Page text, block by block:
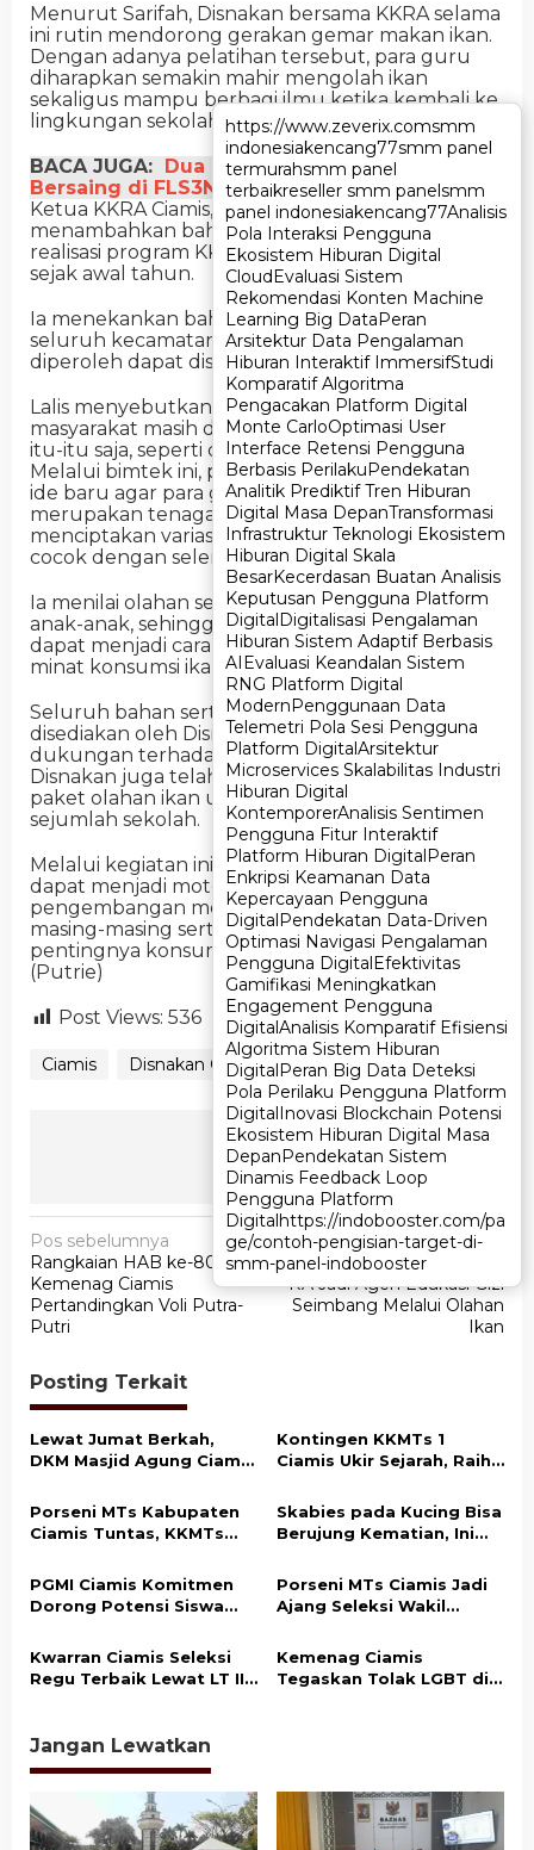
https://www.zeverix.comsmm
indonesiakencang77smm panel
termurahsmm panel
terbaikreseller smm panelsmm
panel indonesiakencang77Analisis
Pola Interaksi Pengguna
Ekosistem Hiburan Digital
CloudEvaluasi Sistem
Rekomendasi Konten Machine
Learning Big DataPeran
Arsitektur Data Pengalaman
Hiburan Interaktif ImmersifStudi
Komparatif Algoritma
Pengacakan Platform Digital
Monte CarloOptimasi User
Interface Retensi Pengguna
Berbasis PerilakuPendekatan
Analitik Prediktif Tren Hiburan
Digital Masa DepanTransformasi
Infrastruktur Teknologi Ekosistem
Hiburan Digital Skala
BesarKecerdasan Buatan Analisis
Keputusan Pengguna Platform
DigitalDigitalisasi Pengalaman
Hiburan Sistem Adaptif Berbasis
AIEvaluasi Keandalan Sistem
RNG Platform Digital
ModernPenggunaan Data
Telemetri Pola Sesi Pengguna
Platform DigitalArsitektur
Microservices Skalabilitas Industri
Hiburan Digital
KontemporerAnalisis Sentimen
Pengguna Fitur Interaktif
Platform Hiburan DigitalPeran
Enkripsi Keamanan Data
Kepercayaan Pengguna
DigitalPendekatan Data-Driven
Optimasi Navigasi Pengalaman
Pengguna DigitalEfektivitas
Gamifikasi Meningkatkan
Engagement Pengguna
DigitalAnalisis Komparatif Efisiensi
Algoritma Sistem Hiburan
DigitalPeran Big Data Deteksi
Pola Perilaku Pengguna Platform
DigitalInovasi Blockchain Potensi
Ekosistem Hiburan Digital Masa
DepanPendekatan Sistem
Dinamis Feedback Loop
Pengguna Platform
Digitalhttps://indobooster.com/pa
ge/contoh-pengisian-target-di-
smm-panel-indobooster
https://www.zeverix.comsmm
indonesiakencang77smm panel
termurahsmm panel
terbaikreseller smm panelsmm
panel indonesiakencang77Analisis
Pola Interaksi Pengguna
Ekosistem Hiburan Digital
CloudEvaluasi Sistem
Rekomendasi Konten Machine
Learning Big DataPeran
Arsitektur Data Pengalaman
Hiburan Interaktif ImmersifStudi
Komparatif Algoritma
Pengacakan Platform Digital
Monte CarloOptimasi User
Interface Retensi Pengguna
Berbasis PerilakuPendekatan
Analitik Prediktif Tren Hiburan
Digital Masa DepanTransformasi
Infrastruktur Teknologi Ekosistem
Hiburan Digital Skala
BesarKecerdasan Buatan Analisis
Keputusan Pengguna Platform
DigitalDigitalisasi Pengalaman
Hiburan Sistem Adaptif Berbasis
AIEvaluasi Keandalan Sistem
RNG Platform Digital
ModernPenggunaan Data
Telemetri Pola Sesi Pengguna
Platform DigitalArsitektur
Microservices Skalabilitas Industri
Hiburan Digital
KontemporerAnalisis Sentimen
Pengguna Fitur Interaktif
Platform Hiburan DigitalPeran
Enkripsi Keamanan Data
Kepercayaan Pengguna
DigitalPendekatan Data-Driven
Optimasi Navigasi Pengalaman
Pengguna DigitalEfektivitas
Gamifikasi Meningkatkan
Engagement Pengguna
DigitalAnalisis Komparatif Efisiensi
Algoritma Sistem Hiburan
DigitalPeran Big Data Deteksi
Pola Perilaku Pengguna Platform
DigitalInovasi Blockchain Potensi
Ekosistem Hiburan Digital Masa
DepanPendekatan Sistem
Dinamis Feedback Loop
Pengguna Platform
Digitalhttps://indobooster.com/pa
ge/contoh-pengisian-target-di-
smm-panel-indobooster
Menurut Sarifah, Disnakan bersama KKRA selama
ini rutin mendorong gerakan gemar makan ikan.
Dengan adanya pelatihan tersebut, para guru
diharapkan semakin mahir mengolah ikan
sekaligus mampu berbagi ilmu ketika kembali ke
lingkungan sekolah dan masyarakat.
BACA JUGA: Dua Talenta SMAN 1 Ciamis Siap
Bersaing di FLS3N Jabar
Ketua KKRA Ciamis, Lalis Lismaidah,
menambahkan bahwa kegiatan ini merupakan
realisasi program KKRA yang sudah dirancang
sejak awal tahun.
Ia menekankan bahwa peserta berasal dari
seluruh kecamatan, sehingga pengetahuan yang
diperoleh dapat disebarkan lebih luas.
Lalis menyebutkan bahwa menu ikan di
masyarakat masih didominasi oleh olahan yang
itu-itu saja, seperti digoreng, pepes, atau sop ikan.
Melalui bimtek ini, pihaknya ingin memberikan
ide baru agar para guru banyak di antaranya
merupakan tenaga honorer mampu
menciptakan variasi menu yang lebih kreatif dan
cocok dengan selera anak-anak.
Ia menilai olahan seperti burger sangat disukai
anak-anak, sehingga inovasi berbahan ikan nila
dapat menjadi cara efektif untuk meningkatkan
minat konsumsi ikan.
Seluruh bahan serta peralatan pelatihan
disediakan oleh Disnakan sebagai bentuk
dukungan terhadap program KKRA.Tahun ini,
Disnakan juga telah mendistribusikan ratusan
paket olahan ikan untuk anak-anak RA di
sejumlah sekolah.
Melalui kegiatan ini, KKRA berharap para peserta
dapat menjadi motor penggerak dalam
pengembangan menu olahan ikan di daerah
masing-masing serta lebih aktif menyuarakan
pentingnya konsumsi ikan kepada masyarakat.
(Putrie)
Post Views: 536
Ciamis Disnakan Ciamis KKRA Ciamis
Ikuti Kami
N
a
v
i
g
a
s
i
p
o
s
Pos sebelumnya
Rangkaian HAB ke-80,
Kemenag Ciamis
Pertandingkan Voli Putra-
Putri
Pos berikutnya
KKRA Ciamis Dorong Guru
RA Jadi Agen Edukasi Gizi
Seimbang Melalui Olahan
Ikan
Posting Terkait
Lewat Jumat Berkah,
DKM Masjid Agung Ciamis
Bersedekah
Kontingen KKMTs 1
Ciamis Ukir Sejarah, Raih
Kabupaten Ciamis
Porseni MTs Kabupaten
Ciamis Tuntas, KKMTs
di Jabar
Skabies pada Kucing Bisa
Berujung Kematian, Ini
Ciamis
PGMI Ciamis Komitmen
Dorong Potensi Siswa
Olahraga dan Seni
Porseni MTs Ciamis Jadi
Ajang Seleksi Wakil
Jawa Barat
Kwarran Ciamis Seleksi
Regu Terbaik Lewat LT II
Kemenag Ciamis
Tegaskan Tolak LGBT di
Jangan Lewatkan